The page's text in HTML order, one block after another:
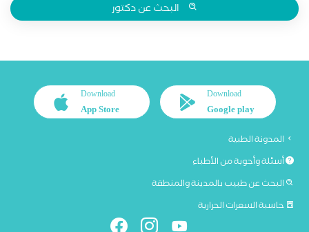
البحث عن دكتور
Download
Google play
Download
App Store
المدونة الطبية
أسئلة وأجوبة من الأطباء
البحث عن طبيب بالمدينة والمنطقة
حاسبة السعرات الحرارية